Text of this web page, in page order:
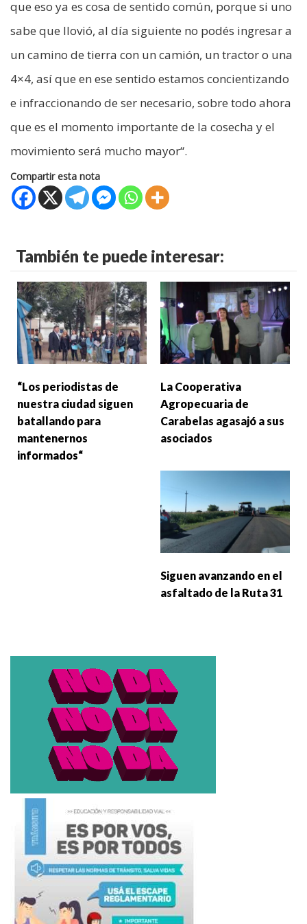
que eso ya es cosa de sentido común, porque si uno
sabe que llovió, al día siguiente no podés ingresar a
un camino de tierra con un camión, un tractor o una
4×4, así que en ese sentido estamos concientizando
e infraccionando de ser necesario, sobre todo ahora
que es el momento importante de la cosecha y el
movimiento será mucho mayor“.
Compartir esta nota
También te puede interesar:
“Los periodistas de
nuestra ciudad siguen
batallando para
mantenernos
informados“
La Cooperativa
Agropecuaria de
Carabelas agasajó a sus
asociados
Siguen avanzando en el
asfaltado de la Ruta 31